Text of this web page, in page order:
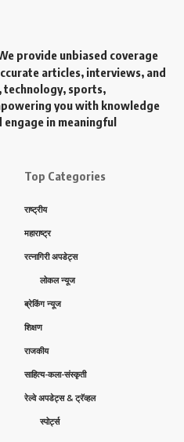
provide unbiased coverage
articles, interviews, and
technology, sports,
you with knowledge
engage in meaningful
Top Categories
राष्ट्रीय
महाराष्ट्र
रत्नागिरी अपडेट्स
लोकल न्यूज
ब्रेकिंग न्यूज
शिक्षण
राजकीय
साहित्य-कला-संस्कृती
रेल्वे अपडेट्स & ट्रॅव्हल
स्पोर्ट्स